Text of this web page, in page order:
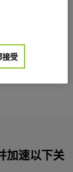
习和培养 DPU 实
习 DOCA 软件框
工具开发 DPU 加
加速以下关
接受